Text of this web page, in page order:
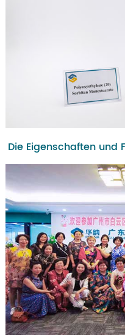
Die Eigenschaften und